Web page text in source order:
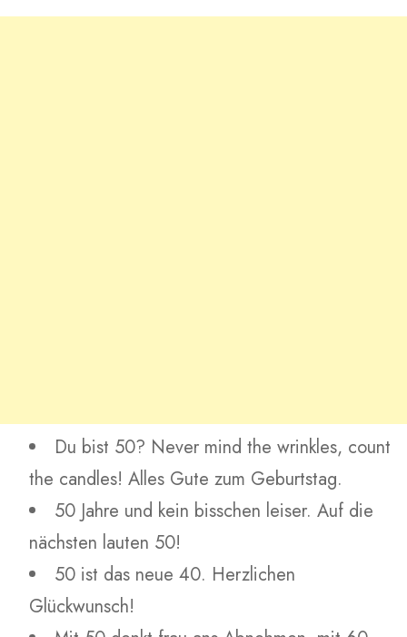
Du bist 50? Never mind the wrinkles, count
the candles! Alles Gute zum Geburtstag.
50 Jahre und kein bisschen leiser. Auf die
nächsten lauten 50!
50 ist das neue 40. Herzlichen
Glückwunsch!